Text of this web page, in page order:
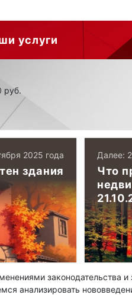
услуги
руб.
2025 года
здания
Далее:
Что
законодательства
анализировать